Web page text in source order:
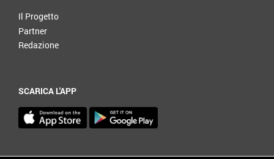
Il Progetto
Partner
Redazione
SCARICA L'APP